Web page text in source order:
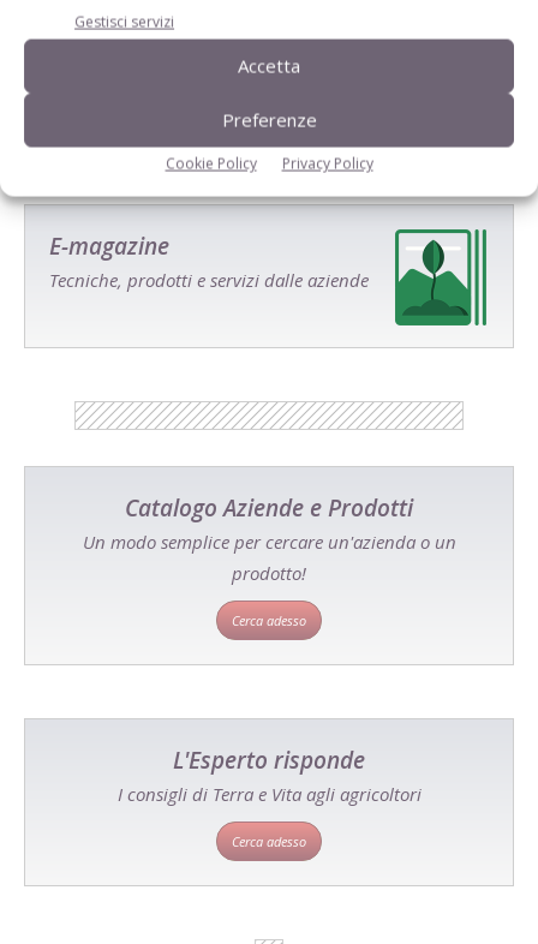
Gestisci servizi
Accetta
Preferenze
Cookie Policy Privacy Policy
Salva il mio nome, email e sito web in questo browser per la
prossima volta che commento.
E-magazine
Tecniche, prodotti e servizi dalle aziende
Catalogo Aziende e Prodotti
Un modo semplice per cercare un'azienda o un
prodotto!
Cerca adesso
L'Esperto risponde
I consigli di Terra e Vita agli agricoltori
Cerca adesso